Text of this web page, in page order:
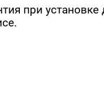
при установке